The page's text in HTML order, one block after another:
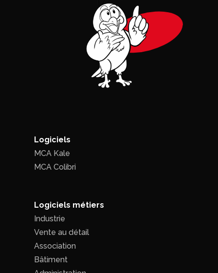
Logiciels
MCA Kale
MCA Colibri
Logiciels métiers
Industrie
Vente au détail
Association
Bâtiment